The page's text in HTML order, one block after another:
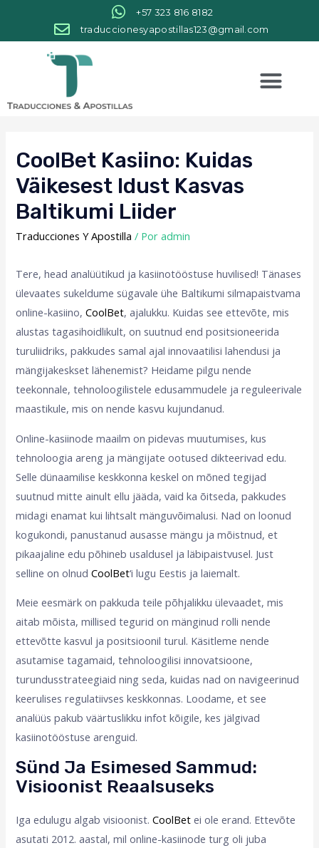
+57 323 816 8182
traduccionesyapostillas123@gmail.com
CoolBet Kasiino: Kuidas
Väikesest Idust Kasvas
Baltikumi Liider
Traducciones Y Apostilla / Poradmin
Tere, head analüütikud ja kasiinotööstuse huvilised! Tänases
ülevaates sukeldume sügavale ühe Baltikumi silmapaistvama
online-kasiino,CoolBet, ajalukku. Kuidas see ettevõte, mis
alustas tagasihoidlikult, on suutnud end positsioneerida
turuliidriks, pakkudes samal ajal innovaatilisi lahendusi ja
mängijakeskset lähenemist? Heidame pilgu nende
teekonnale, tehnoloogilistele edusammudele ja reguleerivale
maastikule, mis on nende kasvu kujundanud.
Online-kasiinode maailm on pidevas muutumises, kus
tehnoloogia areng ja mängijate ootused dikteerivad edu.
Selle dünaamilise keskkonna keskel on mõned tegijad
suutnud mitte ainult ellu jääda, vaid ka õitseda, pakkudes
midagi enamat kui lihtsalt mänguvõimalusi. Nad on loonud
kogukondi, panustanud ausasse mängu ja mõistnud, et
pikaajaline edu põhineb usaldusel ja läbipaistvusel. Just
selline on olnudCoolBet‘i lugu Eestis ja laiemalt.
Meie eesmärk on pakkuda teile põhjalikku ülevaadet, mis
aitab mõista, millised tegurid on mänginud rolli nende
ettevõtte kasvul ja positsioonil turul. Käsitleme nende
asutamise tagamaid, tehnoloogilisi innovatsioone,
turundusstrateegiaid ning seda, kuidas nad on navigeerinud
keerulises regulatiivses keskkonnas. Loodame, et see
analüüs pakub väärtuslikku infot kõigile, kes jälgivad
kasiinotööstuse arenguid.
Sünd Ja Esimesed Sammud:
Visioonist Reaalsuseks
Iga edulugu algab visioonist.CoolBet ei ole erand. Ettevõte
asutati 2012. aastal, mil online-kasiinode turg oli juba